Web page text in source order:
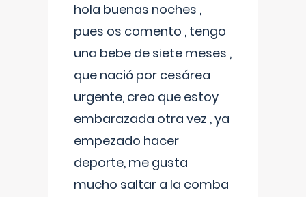
hola buenas noches ,
pues os comento , tengo
una bebe de siete meses ,
que nació por cesárea
urgente, creo que estoy
embarazada otra vez , ya
empezado hacer
deporte, me gusta
mucho saltar a la comba